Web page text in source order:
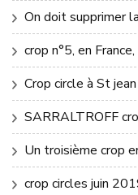
On doit supprimer
crop n°5, en
Crop circle à St
SARRALTROFF
Un troisième crop
crop circles juin